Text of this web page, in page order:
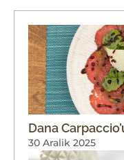
Dana
30 Aralik 2025